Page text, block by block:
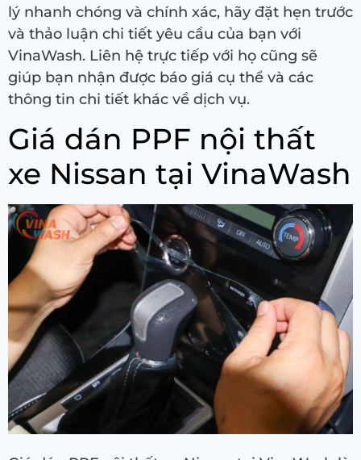
lý nhanh chóng và chính xác, hãy đặt hẹn trước
và thảo luận chi tiết yêu cầu của bạn với
VinaWash. Liên hệ trực tiếp với họ cũng sẽ
giúp bạn nhận được báo giá cụ thể và các
thông tin chi tiết khác về dịch vụ.
Giá dán PPF nội thất
xe Nissan tại VinaWash